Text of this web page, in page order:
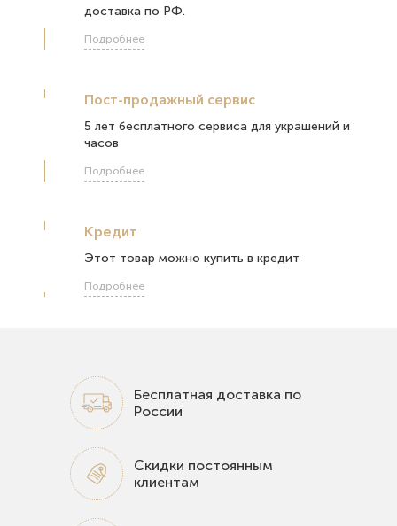
доставка по РФ.
Подробнее
Пост-продажный сервис
5 лет бесплатного сервиса для украшений и
часов
Подробнее
Кредит
Этот товар можно купить в кредит
Подробнее
Бесплатная доставка по
России
Скидки постоянным
клиентам